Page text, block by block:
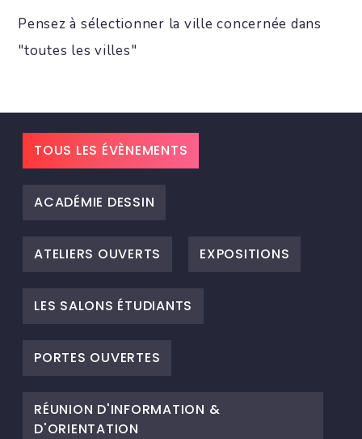
Pensez à sélectionner la ville concernée dans
"toutes les villes"
TOUS LES ÉVÈNEMENTS
ACADÉMIE DESSIN
ATELIERS OUVERTS EXPOSITIONS
LES SALONS ÉTUDIANTS
PORTES OUVERTES
RÉUNION D'INFORMATION &
D'ORIENTATION